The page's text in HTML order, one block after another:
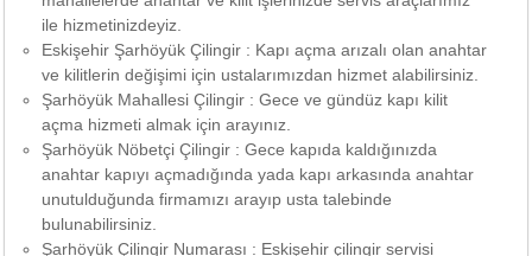
ile hizmetinizdeyiz.
Eskişehir Şarhöyük Çilingir : Kapı açma arızalı olan anahtar
ve kilitlerin değişimi için ustalarımızdan hizmet alabilirsiniz.
Şarhöyük Mahallesi Çilingir : Gece ve gündüz kapı kilit
açma hizmeti almak için arayınız.
Şarhöyük Nöbetçi Çilingir : Gece kapıda kaldığınızda
anahtar kapıyı açmadığında yada kapı arkasında anahtar
unutulduğunda firmamızı arayıp usta talebinde
bulunabilirsiniz.
Şarhöyük Çilingir Numarası : Eskişehir çilingir servisi